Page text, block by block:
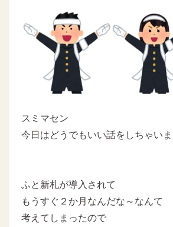
スミマセン
今日はどうでもいい話をしちゃいま
ふと新札が導入されて
もうすぐ２か月なんだな～なんて
考えてしまったので